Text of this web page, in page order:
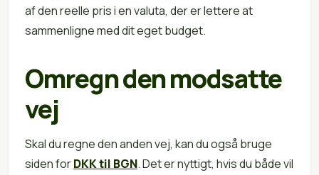
af den reelle pris i en valuta, der er lettere at
sammenligne med dit eget budget.
Omregn den modsatte
vej
Skal du regne den anden vej, kan du også bruge
siden forDKK til BGN. Det er nyttigt, hvis du både vil